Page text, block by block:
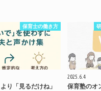
保育士の働き方
り「見るだけね」
2025.6.4
保育塾のオ